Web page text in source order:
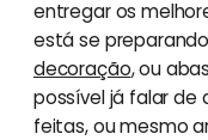
entregar os
está se
decoração, ou
possível já falar de
feitas, ou mesmo